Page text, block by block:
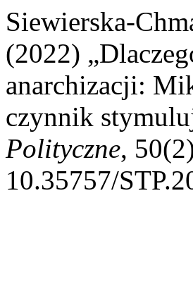
Siewierska-
(2022)
anarchizacji:
czynnik
Polityczne,
10.35757/